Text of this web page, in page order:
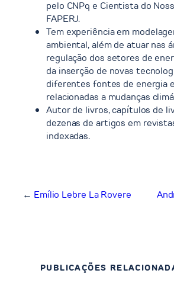
pelo CNPq e Cientista do
FAPERJ.
Tem experiência em
ambiental, além de atuar nas
regulação dos setores de
da inserção de novas
diferentes fontes de energia
relacionadas a mudanças
Autor de livros, capítulos de
dezenas de artigos em
indexadas.
← Emílio Lebre La Rovere
PUBLICAÇÕES